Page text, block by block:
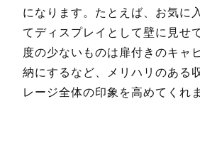
になります。たとえば、お気に
てディスプレイとして壁に見せ
度の少ないものは扉付きのキャ
納にするなど、メリハリのある
レージ全体の印象を高めてくれ